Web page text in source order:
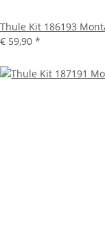
Thule Kit 186193
€ 59,90 *